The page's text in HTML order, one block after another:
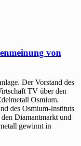
von
Der Vorstand des
TV über den
Osmium.
des Osmium-Instituts
Diamantmarkt und
gewinnt in